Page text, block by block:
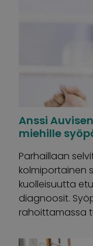
Anssi
miehille
Parhaillaan
kolmiportainen
kuolleisuutta
diagnoosit.
rahoittamassa